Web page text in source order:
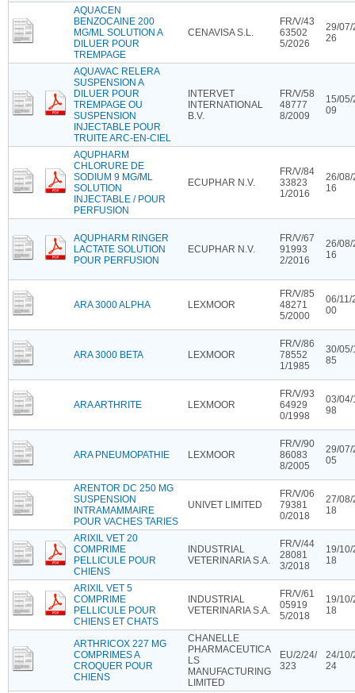
AQUACEN
BENZOCAINE 200
MG/ML SOLUTION A
DILUER POUR
TREMPAGE
CENAVISA S.L.
FR/V/43
63502
5/2026
29/07/
26
AQUAVAC RELERA
SUSPENSION A
DILUER POUR
TREMPAGE OU
SUSPENSION
INJECTABLE POUR
TRUITE ARC-EN-CIEL
INTERVET
INTERNATIONAL
B.V.
FR/V/58
48777
8/2009
15/05/
09
AQUPHARM
CHLORURE DE
SODIUM 9 MG/ML
SOLUTION
INJECTABLE / POUR
PERFUSION
ECUPHAR N.V.
FR/V/84
33823
1/2016
26/08/
16
AQUPHARM RINGER
LACTATE SOLUTION
POUR PERFUSION
ECUPHAR N.V.
FR/V/67
91993
2/2016
26/08/
16
ARA 3000 ALPHA LEXMOOR
FR/V/85
48271
5/2000
06/11/
00
ARA 3000 BETA LEXMOOR
FR/V/86
78552
1/1985
30/05/
85
ARA ARTHRITE LEXMOOR
FR/V/93
64929
0/1998
03/04/
98
ARA PNEUMOPATHIE LEXMOOR
FR/V/90
86083
8/2005
29/07/
05
ARENTOR DC 250 MG
SUSPENSION
INTRAMAMMAIRE
POUR VACHES TARIES
UNIVET LIMITED
FR/V/06
79381
0/2018
27/08/
18
ARIXIL VET 20
COMPRIME
PELLICULE POUR
CHIENS
INDUSTRIAL
VETERINARIA S.A.
FR/V/44
28081
3/2018
19/10/
18
ARIXIL VET 5
COMPRIME
PELLICULE POUR
CHIENS ET CHATS
INDUSTRIAL
VETERINARIA S.A.
FR/V/61
05919
5/2018
19/10/
18
ARTHRICOX 227 MG
COMPRIMES A
CROQUER POUR
CHIENS
CHANELLE
PHARMACEUTICA
LS
MANUFACTURING
LIMITED
EU/2/24/
323
24/10/
24